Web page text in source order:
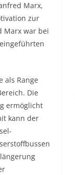
Marx,
zur
Marx war bei
als Range
Die
ermöglicht
kann der